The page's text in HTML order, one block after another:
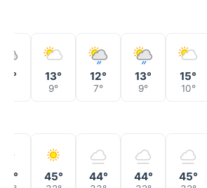
15°
10°
13°
9°
12°
7°
13°
9°
12°
45°
44°
44°
45°